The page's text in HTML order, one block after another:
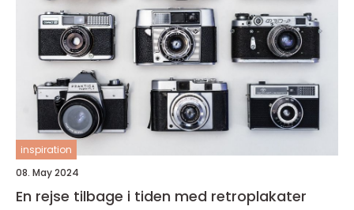
inspiration
08. May 2024
En rejse tilbage i tiden med retroplakater